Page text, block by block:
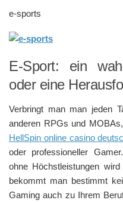
e-sports
E-Sport: ein
oder eine
Verbringt man man jeden
anderen RPGs und
HellSpin online casino
oder professioneller
ohne Höchstleistungen
bekommt man bestimmt
Gaming auch zu Ihrem